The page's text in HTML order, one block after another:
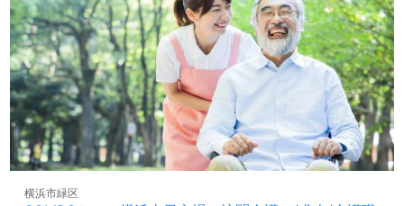
横浜市緑区